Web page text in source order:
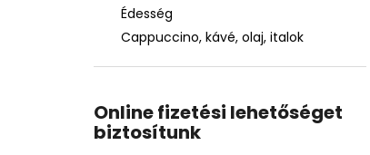
Édesség
Cappuccino, kávé, olaj, italok
Online fizetési lehetőséget
biztosítunk